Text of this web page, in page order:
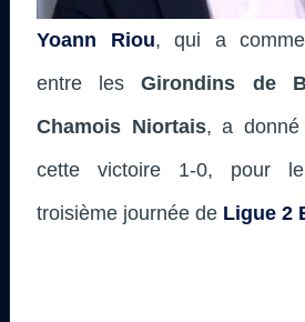
Yoann Riou, qui a
entre lesGirondins de
Chamois Niortais, a donné
cette victoire 1-0, pour
troisième journée de Ligue 2